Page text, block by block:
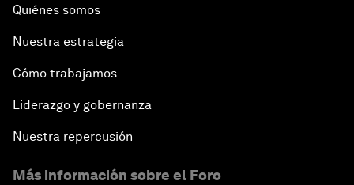
Quiénes somos
Nuestra estrategia
Cómo trabajamos
Liderazgo y gobernanza
Nuestra repercusión
Más información sobre el Foro